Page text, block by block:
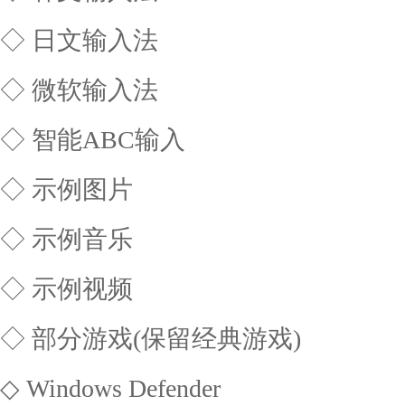
◇ 日文输入法
◇ 微软输入法
◇ 智能ABC输入
◇ 示例图片
◇ 示例音乐
◇ 示例视频
◇ 部分游戏(保留经典游戏)
◇ Windows Defender